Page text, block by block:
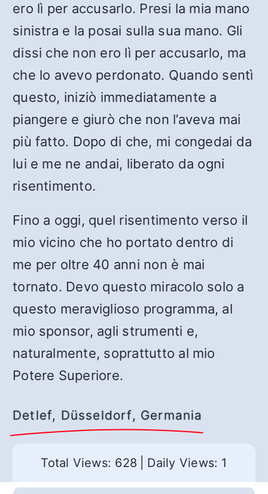
ero lì per accusarlo. Presi la mia mano
sinistra e la posai sulla sua mano. Gli
dissi che non ero lì per accusarlo, ma
che lo avevo perdonato. Quando sentì
questo, iniziò immediatamente a
piangere e giurò che non l’aveva mai
più fatto. Dopo di che, mi congedai da
lui e me ne andai, liberato da ogni
risentimento.
Fino a oggi, quel risentimento verso il
mio vicino che ho portato dentro di
me per oltre 40 anni non è mai
tornato. Devo questo miracolo solo a
questo meraviglioso programma, al
mio sponsor, agli strumenti e,
naturalmente, soprattutto al mio
Potere Superiore.
Detlef, Düsseldorf, Germania
Total Views: 628 Daily Views: 1